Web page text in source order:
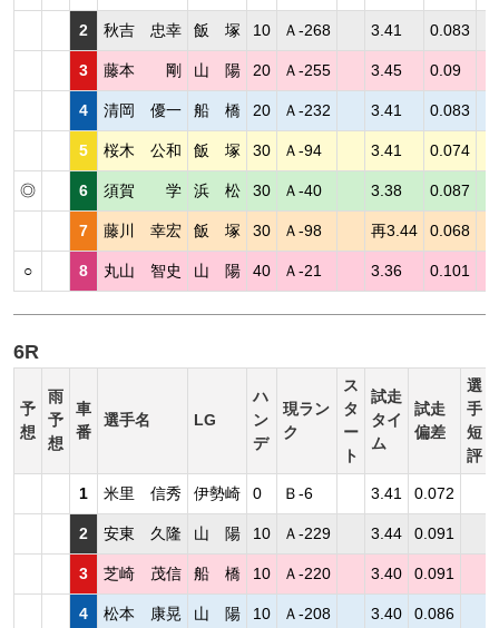
2 秋吉 忠幸 飯 塚 10 Ａ-268 3.41 0.083
3 藤本 剛 山 陽 20 Ａ-255 3.45 0.09
4 清岡 優一 船 橋 20 Ａ-232 3.41 0.083
5 桜木 公和 飯 塚 30 Ａ-94 3.41 0.074
◎ 6 須賀 学 浜 松 30 Ａ-40 3.38 0.087
7 藤川 幸宏 飯 塚 30 Ａ-98 再3.44 0.068
○ 8 丸山 智史 山 陽 40 Ａ-21 3.36 0.101
6R
予
想
雨
予
想
車
番
選手名 LG
ハ
ン
デ
現ラン
ク
ス
タ
ー
ト
試走
タイ
ム
試走
偏差
選
手
短
評
1 米里 信秀 伊勢崎 0 Ｂ-6 3.41 0.072
2 安東 久隆 山 陽 10 Ａ-229 3.44 0.091
3 芝崎 茂信 船 橋 10 Ａ-220 3.40 0.091
4 松本 康晃 山 陽 10 Ａ-208 3.40 0.086